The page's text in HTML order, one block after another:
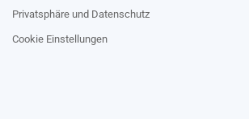
Privatsphäre und Datenschutz
Cookie Einstellungen